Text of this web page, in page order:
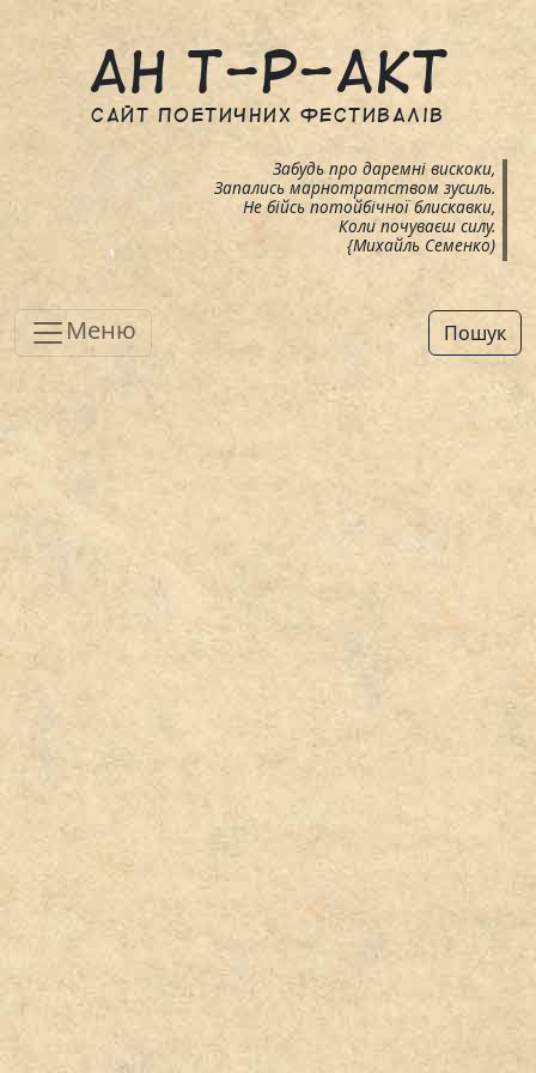
Ан т-р-акт
cайт поетичних фестивалів
Забудь про даремні вискоки,
Запались марнотратством зусиль.
Не бійсь потойбічної блискавки,
Коли почуваєш силу.
{Михайль Семенко)
Меню Пошук